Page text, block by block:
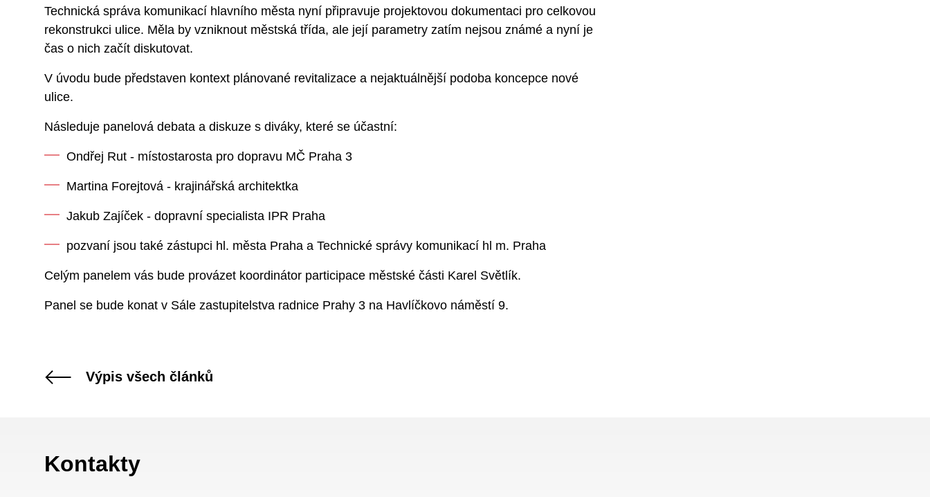
Technická správa komunikací hlavního města nyní připravuje projektovou dokumentaci pro celkovou
rekonstrukci ulice. Měla by vzniknout městská třída, ale její parametry zatím nejsou známé a nyní je
čas o nich začít diskutovat.
V úvodu bude představen kontext plánované revitalizace a nejaktuálnější podoba koncepce nové
ulice.
Následuje panelová debata a diskuze s diváky, které se účastní:
Ondřej Rut - místostarosta pro dopravu MČ Praha 3
Martina Forejtová - krajinářská architektka
Jakub Zajíček - dopravní specialista IPR Praha
pozvaní jsou také zástupci hl. města Praha a Technické správy komunikací hl m. Praha
Celým panelem vás bude provázet koordinátor participace městské části Karel Světlík.
Panel se bude konat v Sále zastupitelstva radnice Prahy 3 na Havlíčkovo náměstí 9.
Výpis všech článků
Kontakty